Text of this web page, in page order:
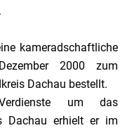
kameradschaftliche
2000 zum
Dachau bestellt.
um das
Dachau erhielt er im